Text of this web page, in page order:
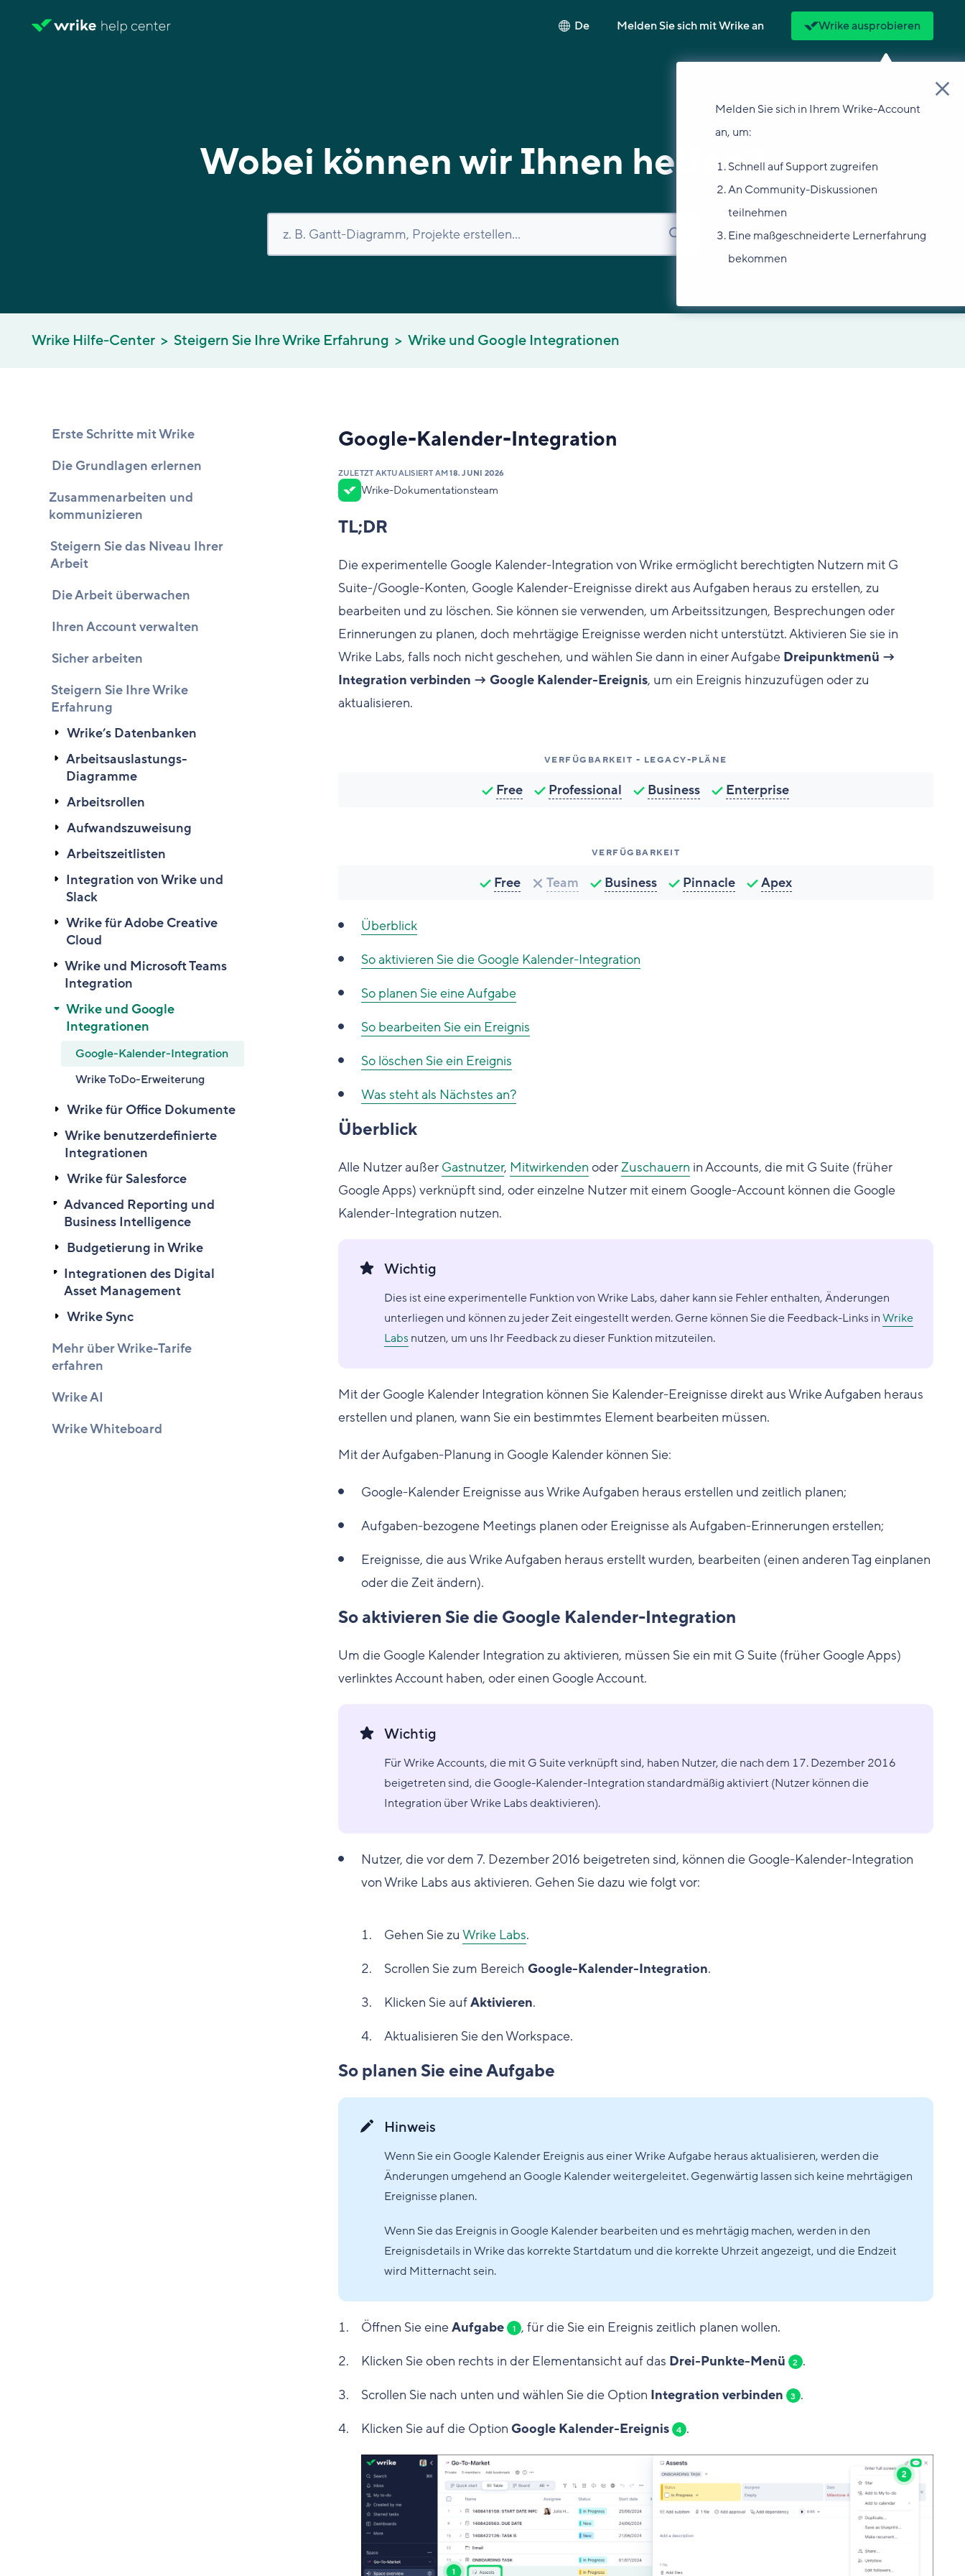
De Melden Sie sich mit Wrike an Wrike ausprobieren
Melden Sie sich in Ihrem Wrike-Account
an, um:
Schnell auf Support zugreifen
An Community-Diskussionen
teilnehmen
Eine maßgeschneiderte Lernerfahrung
bekommen
Wobei können wir Ihnen helfen?
Wrike Hilfe-Center Steigern Sie Ihre Wrike Erfahrung Wrike und Google Integrationen
Erste Schritte mit Wrike
Die Grundlagen erlernen
Zusammenarbeiten und
kommunizieren
Steigern Sie das Niveau Ihrer
Arbeit
Die Arbeit überwachen
Ihren Account verwalten
Sicher arbeiten
Steigern Sie Ihre Wrike
Erfahrung
Wrike’s Datenbanken
Arbeitsauslastungs-
Diagramme
Arbeitsrollen
Aufwandszuweisung
Arbeitszeitlisten
Integration von Wrike und
Slack
Wrike für Adobe Creative
Cloud
Wrike und Microsoft Teams
Integration
Wrike und Google
Integrationen
Google-Kalender-Integration
Wrike ToDo-Erweiterung
Wrike für Office Dokumente
Wrike benutzerdefinierte
Integrationen
Wrike für Salesforce
Advanced Reporting und
Business Intelligence
Budgetierung in Wrike
Integrationen des Digital
Asset Management
Wrike Sync
Mehr über Wrike-Tarife
erfahren
Wrike AI
Wrike Whiteboard
Google-Kalender-Integration
ZULETZT AKTUALISIERT AM18. JUNI 2026
Wrike-Dokumentationsteam
TL;DR
Die experimentelle Google Kalender-Integration von Wrike ermöglicht berechtigten Nutzern mit G
Suite-/Google-Konten, Google Kalender-Ereignisse direkt aus Aufgaben heraus zu erstellen, zu
bearbeiten und zu löschen. Sie können sie verwenden, um Arbeitssitzungen, Besprechungen oder
Erinnerungen zu planen, doch mehrtägige Ereignisse werden nicht unterstützt. Aktivieren Sie sie in
Wrike Labs, falls noch nicht geschehen, und wählen Sie dann in einer Aufgabe Dreipunktmenü →
Integration verbinden → Google Kalender-Ereignis, um ein Ereignis hinzuzufügen oder zu
aktualisieren.
VERFÜGBARKEIT - LEGACY-PLÄNE
Free Professional Business Enterprise
VERFÜGBARKEIT
Free Team Business Pinnacle Apex
Überblick
So aktivieren Sie die Google Kalender-Integration
So planen Sie eine Aufgabe
So bearbeiten Sie ein Ereignis
So löschen Sie ein Ereignis
Was steht als Nächstes an?
Überblick
Alle Nutzer außer Gastnutzer, Mitwirkenden oderZuschauern in Accounts, die mit G Suite (früher
Google Apps) verknüpft sind, oder einzelne Nutzer mit einem Google-Account können die Google
Kalender-Integration nutzen.
Wichtig
Dies ist eine experimentelle Funktion von Wrike Labs, daher kann sie Fehler enthalten, Änderungen
unterliegen und können zu jeder Zeit eingestellt werden. Gerne können Sie die Feedback-Links inWrike
Labsnutzen, um uns Ihr Feedback zu dieser Funktion mitzuteilen.
Mit der Google Kalender Integration können Sie Kalender-Ereignisse direkt aus Wrike Aufgaben heraus
erstellen und planen, wann Sie ein bestimmtes Element bearbeiten müssen.
Mit der Aufgaben-Planung in Google Kalender können Sie:
Google-Kalender Ereignisse aus Wrike Aufgaben heraus erstellen und zeitlich planen;
Aufgaben-bezogene Meetings planen oder Ereignisse als Aufgaben-Erinnerungen erstellen;
Ereignisse, die aus Wrike Aufgaben heraus erstellt wurden, bearbeiten (einen anderen Tag einplanen
oder die Zeit ändern).
So aktivieren Sie die Google Kalender-Integration
Um die Google Kalender Integration zu aktivieren, müssen Sie ein mit G Suite (früher Google Apps)
verlinktes Account haben, oder einen Google Account.
Wichtig
Für Wrike Accounts, die mit G Suite verknüpft sind, haben Nutzer, die nach dem 17. Dezember 2016
beigetreten sind, die Google-Kalender-Integration standardmäßig aktiviert (Nutzer können die
Integration über Wrike Labs deaktivieren).
Nutzer, die vor dem 7. Dezember 2016 beigetreten sind, können die Google-Kalender-Integration
von Wrike Labs aus aktivieren. Gehen Sie dazu wie folgt vor:
Gehen Sie zu Wrike Labs.
Scrollen Sie zum Bereich Google-Kalender-Integration.
Klicken Sie aufAktivieren.
Aktualisieren Sie den Workspace.
So planen Sie eine Aufgabe
Hinweis
Wenn Sie ein Google Kalender Ereignis aus einer Wrike Aufgabe heraus aktualisieren, werden die
Änderungen umgehend an Google Kalender weitergeleitet. Gegenwärtig lassen sich keine mehrtägigen
Ereignisse planen.
Wenn Sie das Ereignis in Google Kalender bearbeiten und es mehrtägig machen, werden in den
Ereignisdetails in Wrike das korrekte Startdatum und die korrekte Uhrzeit angezeigt, und die Endzeit
wird Mitternacht sein.
Öffnen Sie eineAufgabe 1 , für die Sie ein Ereignis zeitlich planen wollen.
Klicken Sie oben rechts in der Elementansicht auf das Drei-Punkte-Menü 2 .
Scrollen Sie nach unten und wählen Sie die Option Integration verbinden 3 .
Klicken Sie auf die Option Google Kalender-Ereignis 4 .